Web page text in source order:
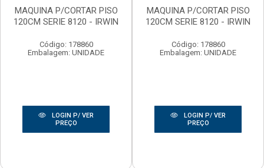
MAQUINA P/CORTAR PISO
120CM SERIE 8120 - IRWIN
Código: 178860
Embalagem: UNIDADE
LOGIN P/ VER
PREÇO
MAQUINA P/CORTAR PISO
120CM SERIE 8120 - IRWIN
Código: 178860
Embalagem: UNIDADE
LOGIN P/ VER
PREÇO